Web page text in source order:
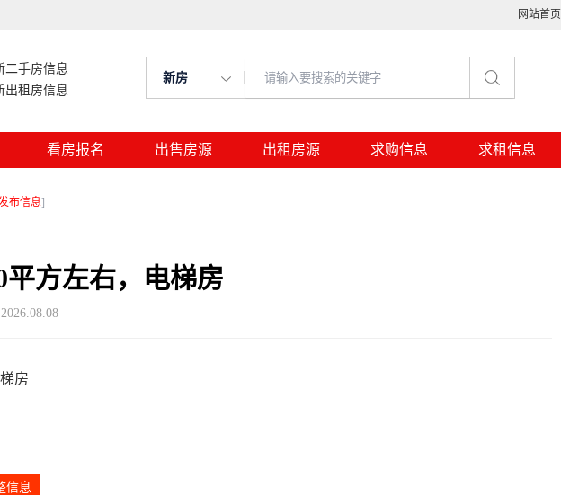
网站首页
二手房信息
出租房信息
新房
看房报名 出售房源 出租房源 求购信息 求租信息
布信息]
平方左右，电梯房
房
信息